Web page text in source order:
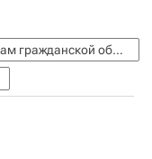
МЧС России (Министерство РФ по делам гражданской обороны, чрезвычайным ситуациям и ликвидации последствий стихийных бедствий)